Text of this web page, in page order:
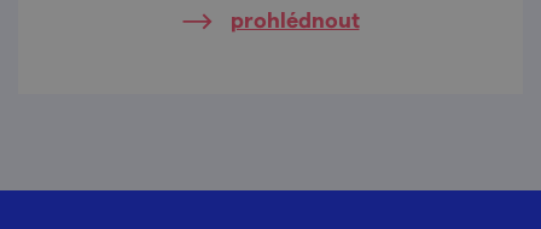
prohlédnout